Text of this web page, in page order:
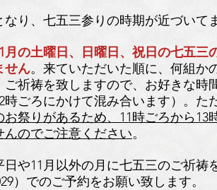
なり、七五三参りの時期が近づいて
月の土曜日、日曜日、祝日の七五三
せん。来ていただいた順に、何組か
ご祈祷を致しますので、お好きな時
ごろにかけて混み合います）。た
お祭りがあるため、11時ごろから13
んのでご注意ください。
日や11月以外の月に七五三のご祈祷
）でのご予約をお願い致します。